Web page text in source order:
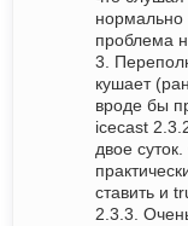
нормально
проблема
3.
кушает
вроде бы
icecast
двое
ставить и
2.3.3.